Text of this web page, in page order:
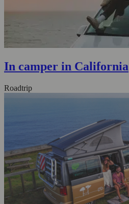
In camper in California
Roadtrip